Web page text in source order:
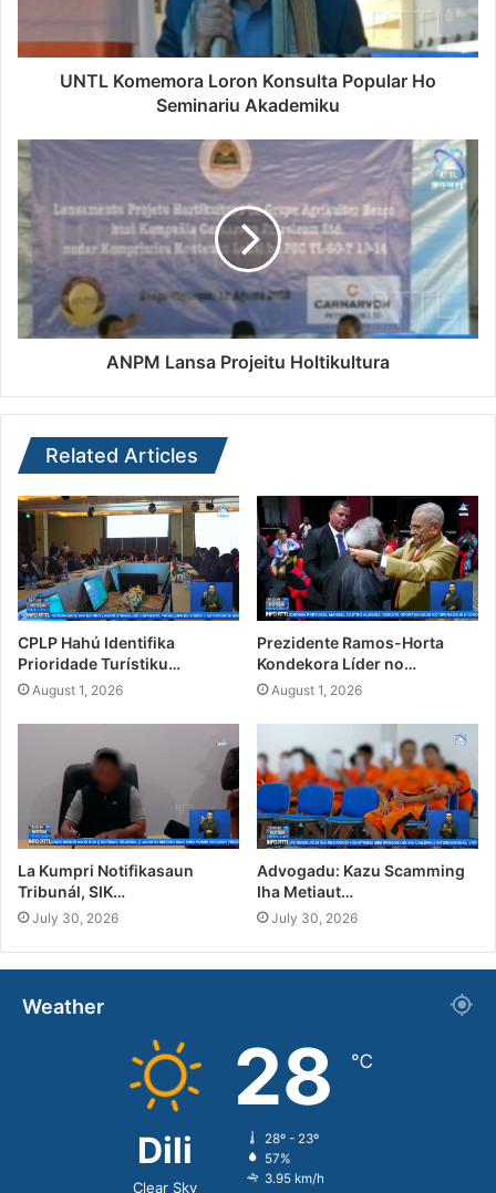
UNTL Komemora Loron Konsulta Popular Ho
Seminariu Akademiku
ANPM Lansa Projeitu Holtikultura
Related Articles
CPLP Hahú Identifika
Prioridade Turístiku…
August 1, 2026
Prezidente Ramos-Horta
Kondekora Líder no…
August 1, 2026
La Kumpri Notifikasaun
Tribunál, SIK…
July 30, 2026
Advogadu: Kazu Scamming
Iha Metiaut…
July 30, 2026
Weather
Dili
Clear Sky
28 ℃
28º - 23º
57%
3.95 km/h